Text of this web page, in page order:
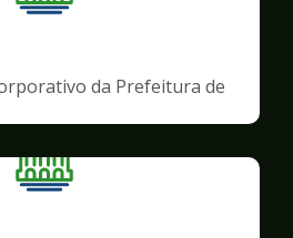
da Prefeitura de